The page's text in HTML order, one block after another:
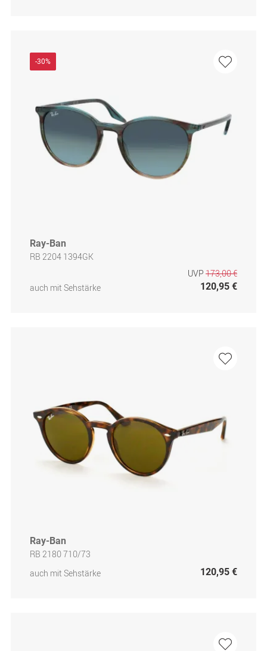
-30%
Ray-Ban
RB 2204 1394GK
auch mit Sehstärke
UVP 173,00 €
120,95 €
Ray-Ban
RB 2180 710/73
auch mit Sehstärke
120,95 €